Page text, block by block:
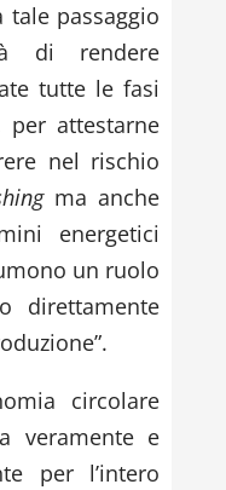
passaggio
di rendere
tutte le fasi
per attestarne
nel rischio
ma anche
energetici
un ruolo
direttamente
circolare
veramente e
per l’intero